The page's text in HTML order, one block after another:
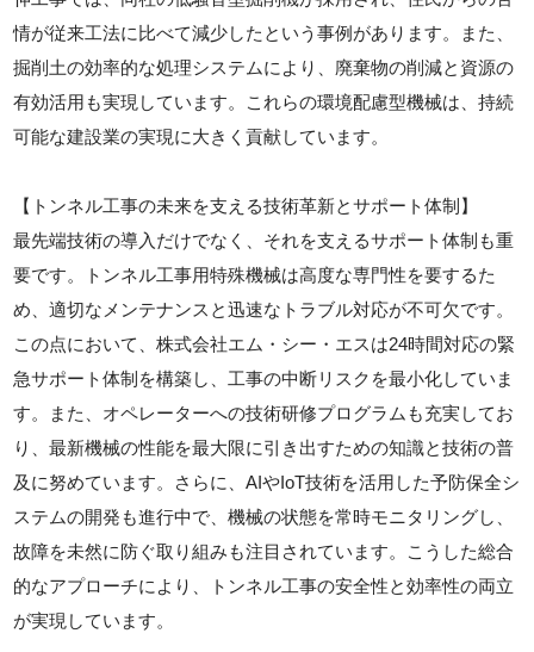
情が従来工法に比べて減少したという事例があります。また、
掘削土の効率的な処理システムにより、廃棄物の削減と資源の
有効活用も実現しています。これらの環境配慮型機械は、持続
可能な建設業の実現に大きく貢献しています。
【トンネル工事の未来を支える技術革新とサポート体制】
最先端技術の導入だけでなく、それを支えるサポート体制も重
要です。トンネル工事用特殊機械は高度な専門性を要するた
め、適切なメンテナンスと迅速なトラブル対応が不可欠です。
この点において、株式会社エム・シー・エスは24時間対応の緊
急サポート体制を構築し、工事の中断リスクを最小化していま
す。また、オペレーターへの技術研修プログラムも充実してお
り、最新機械の性能を最大限に引き出すための知識と技術の普
及に努めています。さらに、AIやIoT技術を活用した予防保全シ
ステムの開発も進行中で、機械の状態を常時モニタリングし、
故障を未然に防ぐ取り組みも注目されています。こうした総合
的なアプローチにより、トンネル工事の安全性と効率性の両立
が実現しています。